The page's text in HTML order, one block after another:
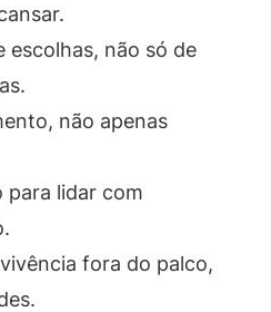
escolhas, não só de
não apenas
para lidar com
fora do palco,